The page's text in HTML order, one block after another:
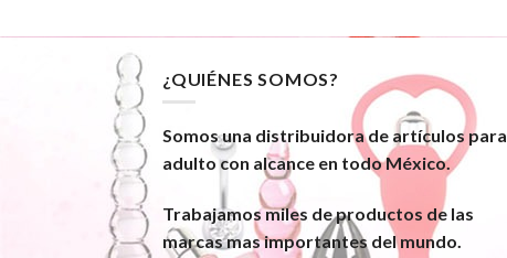
¿QUIÉNES SOMOS?
Somos una distribuidora de artículos para
adulto con alcance en todo México.
Trabajamos miles de productos de las
marcas mas importantes del mundo.